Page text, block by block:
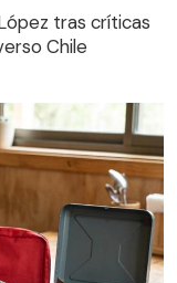
Chile
tras críticas
Chile